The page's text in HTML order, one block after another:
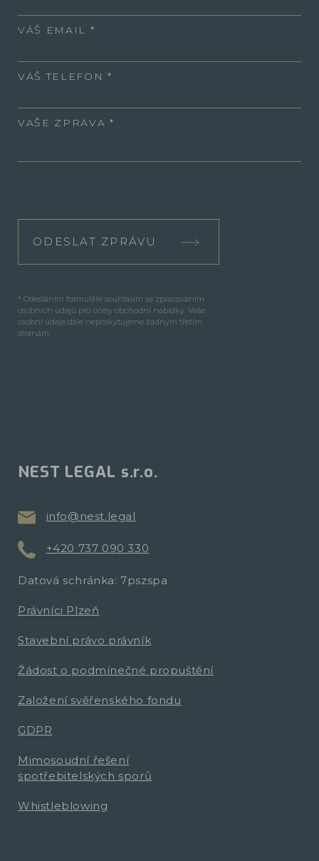
VÁŠ EMAIL
VÁŠ TELEFON
VAŠE ZPRÁVA
ODESLAT ZPRÁVU
* Odesláním formuláře souhlasím se zpracováním
osobních údajů pro účely obchodní nabídky. Vaše
osobní údaje dále neposkytujeme žádným třetím
stranám.
NEST LEGAL s.r.o.
info@nest.legal
+420 737 090 330
Datová schránka: 7pszspa
Právníci Plzeň
Stavební právo právník
Žádost o podmínečné propuštění
Založení svěřenského fondu
GDPR
Mimosoudní řešení
spotřebitelských sporů
Whistleblowing